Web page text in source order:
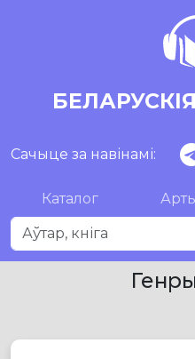
Сачыце за навінамі:
Каталог